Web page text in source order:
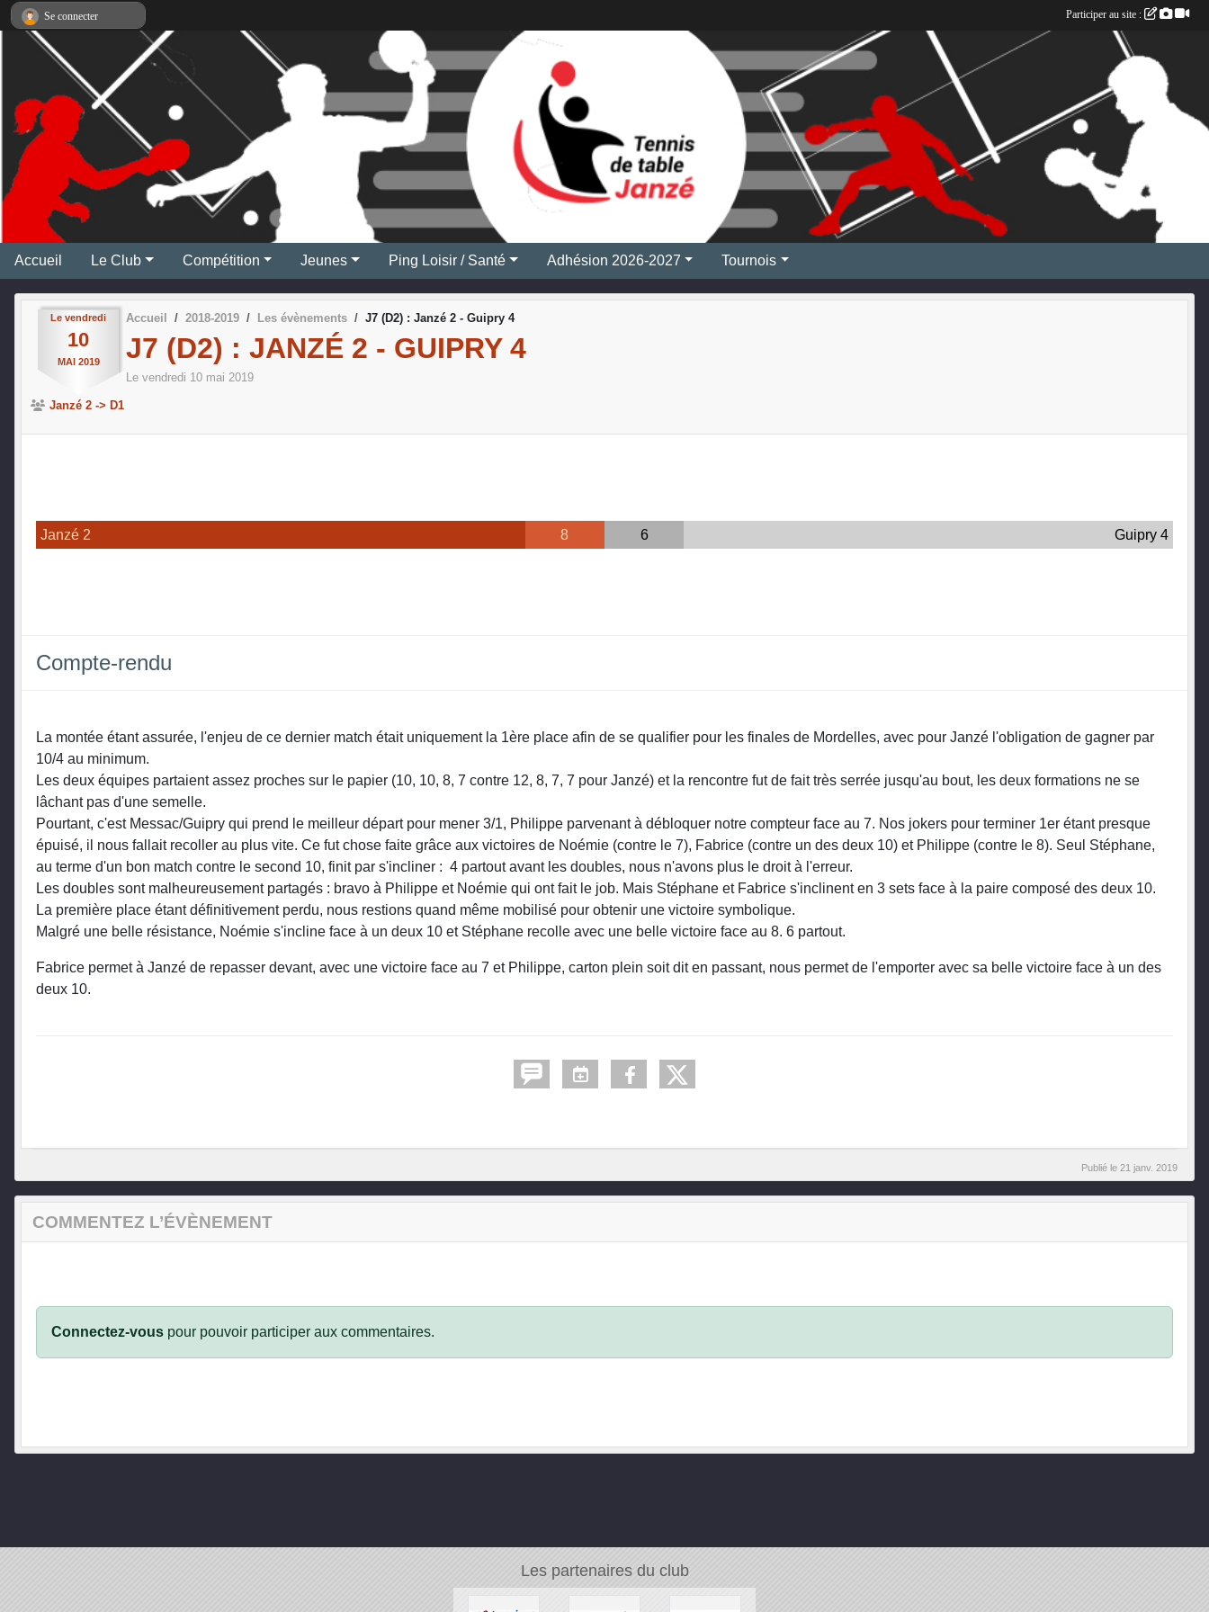
Accueil Le Club Compétition Jeunes Ping Loisir / Santé Adhésion 2026-2027 Tournois
Le vendredi
10
MAI 2019
Accueil 2018-2019 Les évènements J7 (D2) : Janzé 2 - Guipry 4
J7 (D2) : JANZÉ 2 - GUIPRY 4
Le vendredi 10 mai 2019
Janzé 2 -> D1
Janzé 2 8 6 Guipry 4
Compte-rendu
La montée étant assurée, l'enjeu de ce dernier match était uniquement la 1ère place afin de se qualifier pour les finales de Mordelles, avec pour Janzé l'obligation de gagner par
10/4 au minimum.
Les deux équipes partaient assez proches sur le papier (10, 10, 8, 7 contre 12, 8, 7, 7 pour Janzé) et la rencontre fut de fait très serrée jusqu'au bout, les deux formations ne se
lâchant pas d'une semelle.
Pourtant, c'est Messac/Guipry qui prend le meilleur départ pour mener 3/1, Philippe parvenant à débloquer notre compteur face au 7. Nos jokers pour terminer 1er étant presque
épuisé, il nous fallait recoller au plus vite. Ce fut chose faite grâce aux victoires de Noémie (contre le 7), Fabrice (contre un des deux 10) et Philippe (contre le 8). Seul Stéphane,
au terme d'un bon match contre le second 10, finit par s'incliner : 4 partout avant les doubles, nous n'avons plus le droit à l'erreur.
Les doubles sont malheureusement partagés : bravo à Philippe et Noémie qui ont fait le job. Mais Stéphane et Fabrice s'inclinent en 3 sets face à la paire composé des deux 10.
La première place étant définitivement perdu, nous restions quand même mobilisé pour obtenir une victoire symbolique.
Malgré une belle résistance, Noémie s'incline face à un deux 10 et Stéphane recolle avec une belle victoire face au 8. 6 partout.
Fabrice permet à Janzé de repasser devant, avec une victoire face au 7 et Philippe, carton plein soit dit en passant, nous permet de l'emporter avec sa belle victoire face à un des
deux 10.
Publié le 21 janv. 2019
COMMENTEZ L’ÉVÈNEMENT
Connectez-vous pour pouvoir participer aux commentaires.
Les partenaires du club
Se connecter Participer au site :
Panneau de gestion des cookies